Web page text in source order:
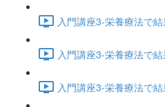
入門講座3-栄養療法で
入門講座3-栄養療法で
入門講座3-栄養療法で